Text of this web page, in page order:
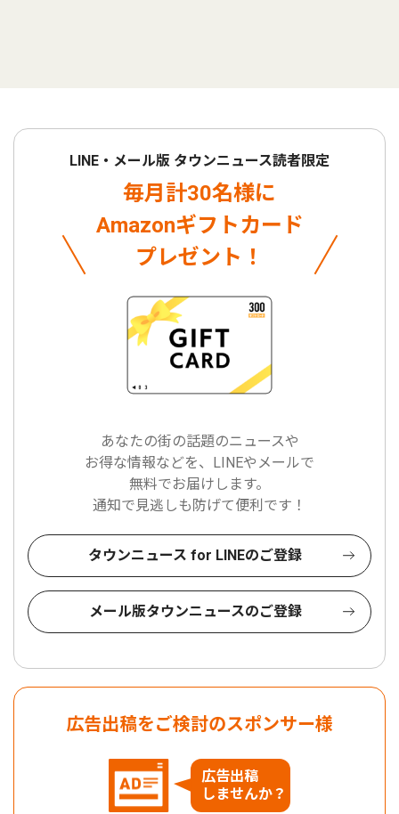
LINE・メール版 タウンニュース読者限定
毎月計30名様に
Amazonギフトカード
プレゼント！
あなたの街の話題のニュースや
お得な情報などを、LINEやメールで
無料でお届けします。
通知で見逃しも防げて便利です！
タウンニュース for LINEのご登録
メール版タウンニュースのご登録
広告出稿をご検討のスポンサー様
広告出稿
しませんか？